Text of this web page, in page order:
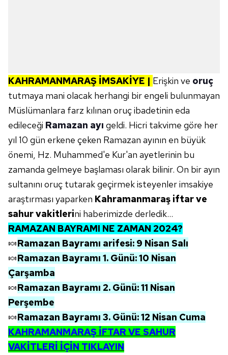
KAHRAMANMARAŞ İMSAKİYE | Erişkin ve oruç
tutmaya mani olacak herhangi bir engeli bulunmayan
Müslümanlara farz kılınan oruç ibadetinin eda
edileceği Ramazan ayı geldi. Hicri takvime göre her
yıl 10 gün erkene çeken Ramazan ayının en büyük
önemi, Hz. Muhammed'e Kur'an ayetlerinin bu
zamanda gelmeye başlaması olarak bilinir. On bir ayın
sultanını oruç tutarak geçirmek isteyenler imsakiye
araştırması yaparken Kahramanmaraş iftar ve
sahur vakitlerini haberimizde derledik...
RAMAZAN BAYRAMI NE ZAMAN 2024?
🍬Ramazan Bayramı arifesi: 9 Nisan Salı
🍬Ramazan Bayramı 1. Günü: 10 Nisan
Çarşamba
🍬Ramazan Bayramı 2. Günü: 11 Nisan
Perşembe
🍬Ramazan Bayramı 3. Günü: 12 Nisan Cuma
KAHRAMANMARAŞ İFTAR VE SAHUR
VAKİTLERİ İÇİN TIKLAYIN